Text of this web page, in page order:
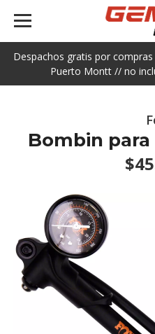
Despachos gratis por
Puerto Montt // no
Bombin